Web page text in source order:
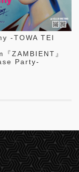
-TOWA TEI
『ZAMBIENT』
Party-